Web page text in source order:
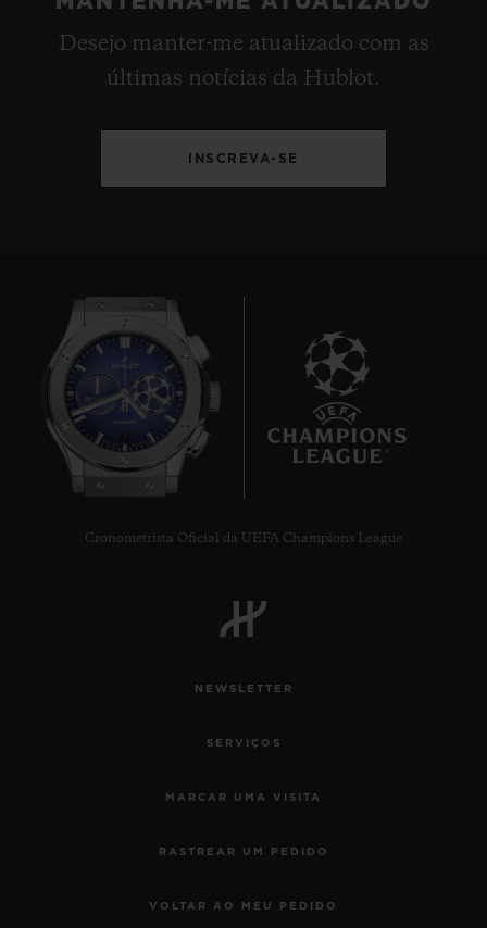
Desejo manter-me atualizado com as
últimas notícias da Hublot.
INSCREVA-SE
7
Cronometrista Oficial da UEFA Champions League
NEWSLETTER
SERVIÇOS
MARCAR UMA VISITA
RASTREAR UM PEDIDO
VOLTAR AO MEU PEDIDO